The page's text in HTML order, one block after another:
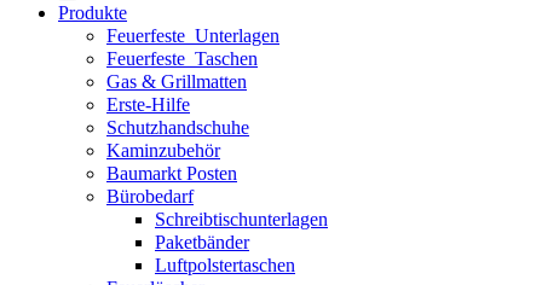
Produkte
Feuerfeste_Unterlagen
Feuerfeste_Taschen
Gas & Grillmatten
Erste-Hilfe
Schutzhandschuhe
Kaminzubehör
Baumarkt Posten
Bürobedarf
Schreibtischunterlagen
Paketbänder
Luftpolstertaschen